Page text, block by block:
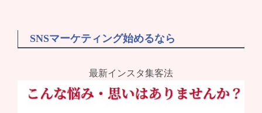
SNSマーケティング始めるなら
最新インスタ集客法